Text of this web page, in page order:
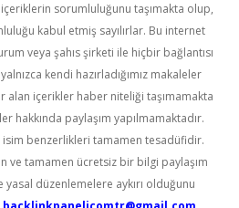
sorumluluğunu taşımakta olup,
kabul etmiş sayılırlar. Bu internet
veya şahıs şirketi ile hiçbir bağlantısı
kendi hazırladığımız makaleler
alan içerikler haber niteliği taşımamakta
hakkında paylaşım yapılmamaktadır.
isim benzerlikleri tamamen tesadüfidir.
ve tamamen ücretsiz bir bilgi paylaşım
düzenlemelere aykırı olduğunu